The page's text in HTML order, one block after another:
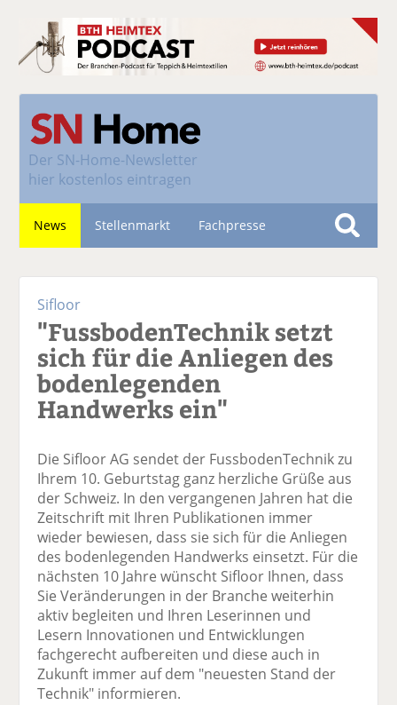
Der SN-Home-Newsletter
hier kostenlos eintragen
News Stellenmarkt Fachpresse
S
e
Sifloor
"FussbodenTechnik setzt
sich für die Anliegen des
bodenlegenden
Handwerks ein"
Die Sifloor AG sendet der FussbodenTechnik zu
Ihrem 10. Geburtstag ganz herzliche Grüße aus
der Schweiz. In den vergangenen Jahren hat die
Zeitschrift mit Ihren Publikationen immer
wieder bewiesen, dass sie sich für die Anliegen
des bodenlegenden Handwerks einsetzt. Für die
nächsten 10 Jahre wünscht Sifloor Ihnen, dass
Sie Veränderungen in der Branche weiterhin
aktiv begleiten und Ihren Leserinnen und
Lesern Innovationen und Entwicklungen
fachgerecht aufbereiten und diese auch in
Zukunft immer auf dem "neuesten Stand der
Technik" informieren.